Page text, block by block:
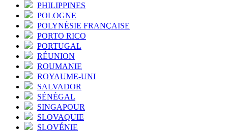
PHILIPPINES
POLOGNE
POLYNÉSIE FRANÇAISE
PORTO RICO
PORTUGAL
RÉUNION
ROUMANIE
ROYAUME-UNI
SALVADOR
SÉNÉGAL
SINGAPOUR
SLOVAQUIE
SLOVÉNIE